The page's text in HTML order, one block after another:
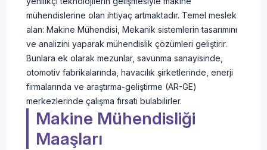
mühendislerine olan ihtiyaç artmaktadır. Temel meslek
alan: Makine Mühendisi, Mekanik sistemlerin tasarımını
ve analizini yaparak mühendislik çözümleri geliştirir.
Bunlara ek olarak mezunlar, savunma sanayisinde,
otomotiv fabrikalarında, havacılık şirketlerinde, enerji
firmalarında ve araştırma-geliştirme (AR-GE)
merkezlerinde çalışma fırsatı bulabilirler.
Makine Mühendisliği
Maaşları